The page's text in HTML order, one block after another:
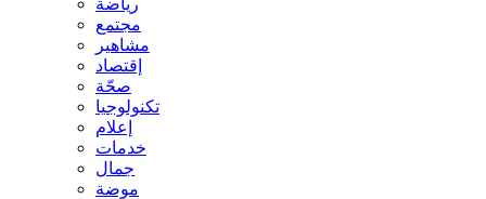
رياضة
مجتمع
مشاهير
إقتصاد
صحّة
تكنولوجيا
إعلام
خدمات
جمال
موضة